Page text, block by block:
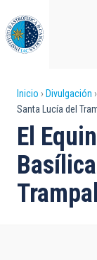
al
contenido
principal
enlaces
de
ayuda
a
Inicio Divulgación
Santa Lucía del
El
Trampal